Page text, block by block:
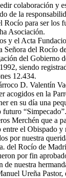
colaboración y
de la
Rocío para ser los
Asociación.
y el Acta
Señora del Rocío
del Gobierno
siendo
12.434.
D. Valentín
acogidos en la
en su día una
futuro
Merchén que a
el Obispado y
por nuestra
del Rocío de
por fin
de nuestra
Ureña Pastor,